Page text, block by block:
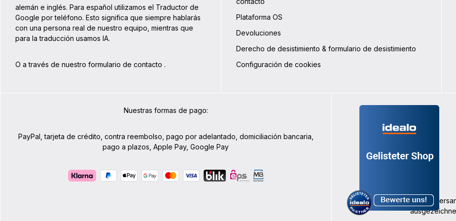
alemán e inglés. Para español utilizamos el Traductor de
Google por teléfono. Esto significa que siempre hablarás
con una persona real de nuestro equipo, mientras que
para la traducción usamos IA.
O a través de nuestro formulario de contacto .
Plataforma OS
Devoluciones
Derecho de desistimiento & formulario de desistimiento
Configuración de cookies
Nuestras formas de pago:
PayPal, tarjeta de crédito, contra reembolso, pago por adelantado, domiciliación bancaria,
pago a plazos, Apple Pay, Google Pay